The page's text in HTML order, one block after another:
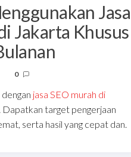
Jasa
Jakarta Khusus
0
jasa SEO murah di
Dapatkan target pengerjaan
serta hasil yang cepat dan.